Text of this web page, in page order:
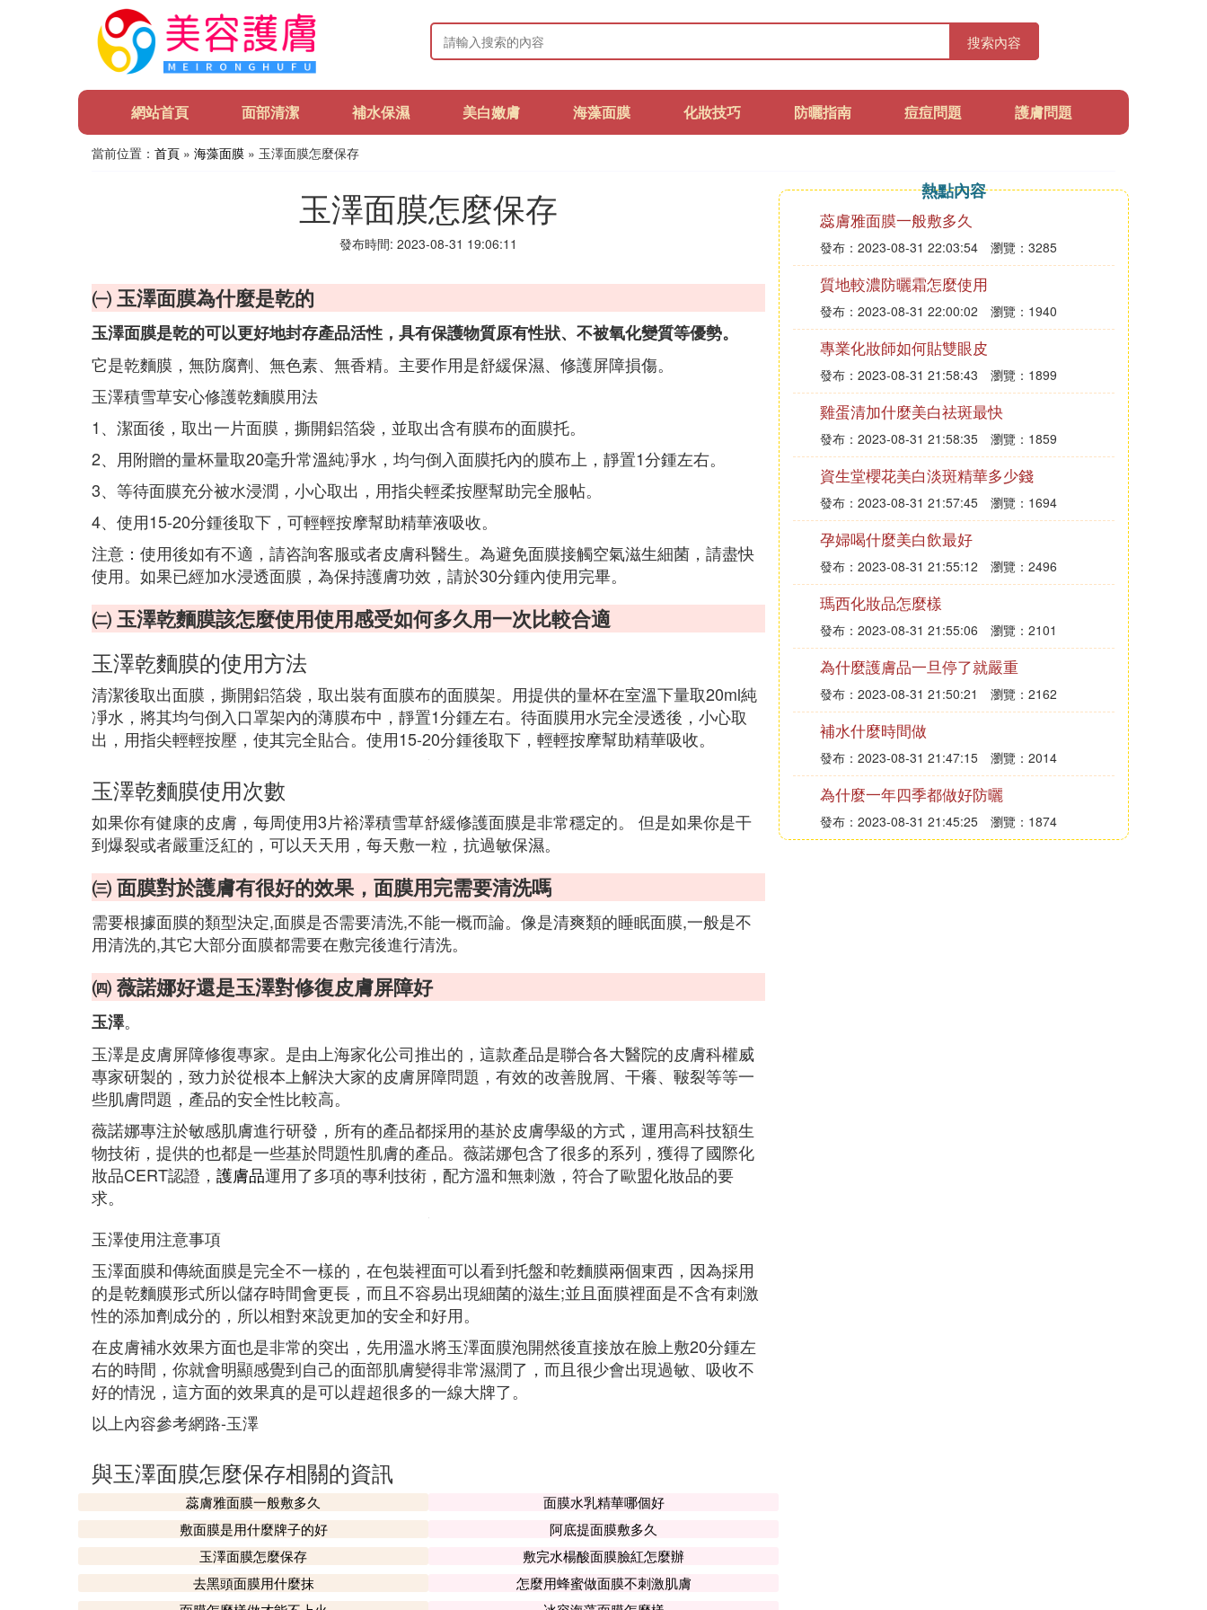
搜索內容
網站首頁 面部清潔 補水保濕 美白嫩膚 海藻面膜 化妝技巧 防曬指南 痘痘問題 護膚問題
當前位置： 首頁 » 海藻面膜 » 玉澤面膜怎麼保存
玉澤面膜怎麼保存
發布時間: 2023-08-31 19:06:11
㈠ 玉澤面膜為什麼是乾的
玉澤面膜是乾的可以更好地封存產品活性，具有保護物質原有性狀、不被氧化變質等優勢。
它是乾麵膜，無防腐劑、無色素、無香精。主要作用是舒緩保濕、修護屏障損傷。
玉澤積雪草安心修護乾麵膜用法
1、潔面後，取出一片面膜，撕開鋁箔袋，並取出含有膜布的面膜托。
2、用附贈的量杯量取20毫升常溫純凈水，均勻倒入面膜托內的膜布上，靜置1分鍾左右。
3、等待面膜充分被水浸潤，小心取出，用指尖輕柔按壓幫助完全服帖。
4、使用15-20分鍾後取下，可輕輕按摩幫助精華液吸收。
注意：使用後如有不適，請咨詢客服或者皮膚科醫生。為避免面膜接觸空氣滋生細菌，請盡快
使用。如果已經加水浸透面膜，為保持護膚功效，請於30分鍾內使用完畢。
㈡ 玉澤乾麵膜該怎麼使用使用感受如何多久用一次比較合適
玉澤乾麵膜的使用方法
清潔後取出面膜，撕開鋁箔袋，取出裝有面膜布的面膜架。用提供的量杯在室溫下量取20ml純
凈水，將其均勻倒入口罩架內的薄膜布中，靜置1分鍾左右。待面膜用水完全浸透後，小心取
出，用指尖輕輕按壓，使其完全貼合。使用15-20分鍾後取下，輕輕按摩幫助精華吸收。
玉澤乾麵膜使用次數
如果你有健康的皮膚，每周使用3片裕澤積雪草舒緩修護面膜是非常穩定的。 但是如果你是干
到爆裂或者嚴重泛紅的，可以天天用，每天敷一粒，抗過敏保濕。
㈢ 面膜對於護膚有很好的效果，面膜用完需要清洗嗎
需要根據面膜的類型決定,面膜是否需要清洗,不能一概而論。像是清爽類的睡眠面膜,一般是不
用清洗的,其它大部分面膜都需要在敷完後進行清洗。
㈣ 薇諾娜好還是玉澤對修復皮膚屏障好
玉澤。
玉澤是皮膚屏障修復專家。是由上海家化公司推出的，這款產品是聯合各大醫院的皮膚科權威
專家研製的，致力於從根本上解決大家的皮膚屏障問題，有效的改善脫屑、干癢、皸裂等等一
些肌膚問題，產品的安全性比較高。
薇諾娜專注於敏感肌膚進行研發，所有的產品都採用的基於皮膚學級的方式，運用高科技額生
物技術，提供的也都是一些基於問題性肌膚的產品。薇諾娜包含了很多的系列，獲得了國際化
妝品CERT認證， 護膚品運用了多項的專利技術，配方溫和無刺激，符合了歐盟化妝品的要
求。
玉澤使用注意事項
玉澤面膜和傳統面膜是完全不一樣的，在包裝裡面可以看到托盤和乾麵膜兩個東西，因為採用
的是乾麵膜形式所以儲存時間會更長，而且不容易出現細菌的滋生;並且面膜裡面是不含有刺激
性的添加劑成分的，所以相對來說更加的安全和好用。
在皮膚補水效果方面也是非常的突出，先用溫水將玉澤面膜泡開然後直接放在臉上敷20分鍾左
右的時間，你就會明顯感覺到自己的面部肌膚變得非常濕潤了，而且很少會出現過敏、吸收不
好的情況，這方面的效果真的是可以趕超很多的一線大牌了。
以上內容參考網路-玉澤
與玉澤面膜怎麼保存相關的資訊
蕊膚雅面膜一般敷多久
面膜水乳精華哪個好
敷面膜是用什麼牌子的好
阿底提面膜敷多久
玉澤面膜怎麼保存
敷完水楊酸面膜臉紅怎麼辦
去黑頭面膜用什麼抹
怎麼用蜂蜜做面膜不刺激肌膚
熱點內容
蕊膚雅面膜一般敷多久
發布：2023-08-31 22:03:54 瀏覽：3285
質地較濃防曬霜怎麼使用
發布：2023-08-31 22:00:02 瀏覽：1940
專業化妝師如何貼雙眼皮
發布：2023-08-31 21:58:43 瀏覽：1899
雞蛋清加什麼美白祛斑最快
發布：2023-08-31 21:58:35 瀏覽：1859
資生堂櫻花美白淡斑精華多少錢
發布：2023-08-31 21:57:45 瀏覽：1694
孕婦喝什麼美白飲最好
發布：2023-08-31 21:55:12 瀏覽：2496
瑪西化妝品怎麼樣
發布：2023-08-31 21:55:06 瀏覽：2101
為什麼護膚品一旦停了就嚴重
發布：2023-08-31 21:50:21 瀏覽：2162
補水什麼時間做
發布：2023-08-31 21:47:15 瀏覽：2014
為什麼一年四季都做好防曬
發布：2023-08-31 21:45:25 瀏覽：1874